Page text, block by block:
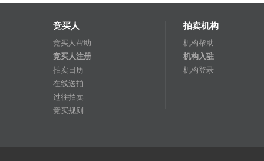
竞买人
竞买人帮助
竞买人注册
拍卖日历
在线送拍
过往拍卖
竞买规则
拍卖机构
机构帮助
机构入驻
机构登录